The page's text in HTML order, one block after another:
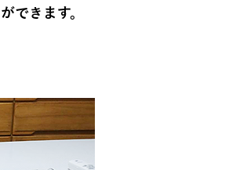
できます。